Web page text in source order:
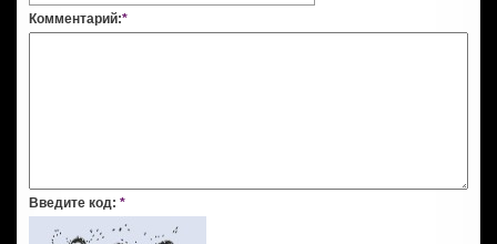
Комментарий:*
Введите код: *